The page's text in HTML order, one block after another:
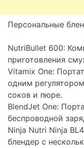
Персональные
NutriBullet 600:
приготовления
Vitamix One:
одним
соков и пюре.
BlendJet One:
беспроводной
Ninja Nutri Ninja
блендер с